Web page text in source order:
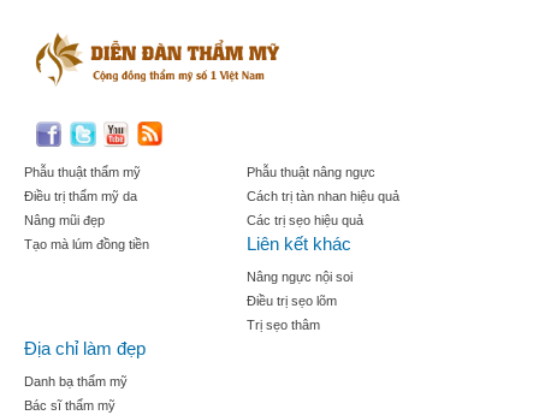
Phẫu thuật thẩm mỹ
Điều trị thẩm mỹ da
Nâng mũi đẹp
Tạo mà lúm đồng tiền
Phẫu thuật nâng ngực
Cách trị tàn nhan hiệu quả
Các trị sẹo hiệu quả
Liên kết khác
Nâng ngực nội soi
Điều trị sẹo lõm
Trị sẹo thâm
Địa chỉ làm đẹp
Danh bạ thẩm mỹ
Bác sĩ thẩm mỹ